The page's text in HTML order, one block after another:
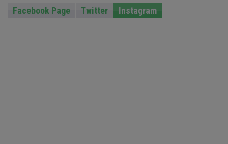
Facebook Page Twitter Instagram